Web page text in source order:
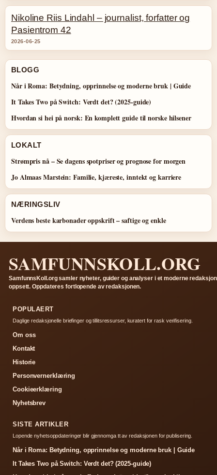
Nikoline Riis Lindahl – journalist, forfatter og
Pasientrom 42
2026-06-25
BLOGG
Når i Roma: Betydning, opprinnelse og moderne bruk | Guide
It Takes Two på Switch: Verdt det? (2025-guide)
Hvordan si hei på norsk: En komplett guide til norske hilsener
LOKALT
Strømpris nå – Se dagens spotpriser og prognose for morgen
Jo Almaas Marstein: Familie, kjæreste, inntekt og karriere
NÆRINGSLIV
Verdens beste karbonader oppskrift – saftige og enkle
SAMFUNNSKOLL.ORG
SamfunnsKoll.org samler nyheter, guider og analyser i et moderne
oppsett. Oppdateres fortlopende av redaksjonen.
POPULAERT
Daglige redaksjonelle briefinger og tillitsressurser, kuratert for rask verifisering.
Om oss
Kontakt
Historie
Personvernerklæring
Cookieerklæring
Nyhetsbrev
SISTE ARTIKLER
Lopende nyhetsoppdateringer blir gjennomga tt av redaksjonen for publisering.
Når i Roma: Betydning, opprinnelse og moderne bruk | Guide
It Takes Two på Switch: Verdt det? (2025-guide)